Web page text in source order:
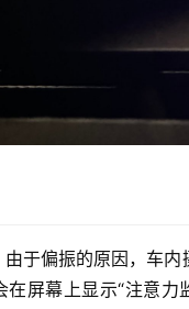
于偏振的原因，车内
在屏幕上显示“注意力